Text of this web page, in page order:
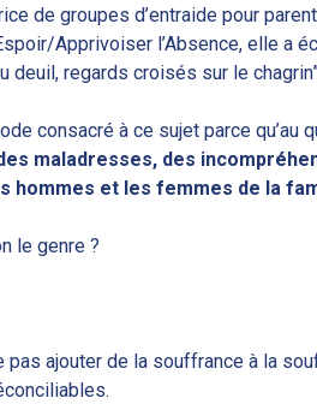
de groupes d’entraide pour
Apprivoiser l’Absence, elle a
deuil, regards croisés sur le
consacré à ce sujet parce qu’au
maladresses, des
hommes et les femmes de la
le genre ?
ajouter de la souffrance à la